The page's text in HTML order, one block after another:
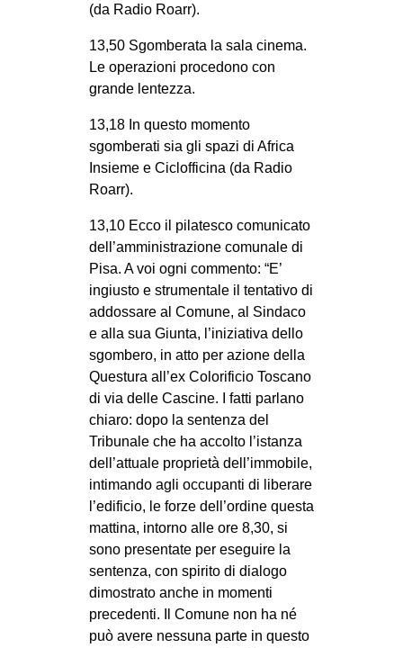
ESTREMO ORIENTE
EUROPA
MEDIO ORIENTE
EVENTI
Fb
tw
bsky
(da Radio Roarr).
13,50 Sgomberata la sala cinema.
Le operazioni procedono con
grande lentezza.
13,18 In questo momento
sgomberati sia gli spazi di Africa
Insieme e Ciclofficina (da Radio
Roarr).
13,10 Ecco il pilatesco comunicato
dell’amministrazione comunale di
Pisa. A voi ogni commento: “E’
ingiusto e strumentale il tentativo di
addossare al Comune, al Sindaco
e alla sua Giunta, l’iniziativa dello
sgombero, in atto per azione della
Questura all’ex Colorificio Toscano
di via delle Cascine. I fatti parlano
chiaro: dopo la sentenza del
Tribunale che ha accolto l’istanza
dell’attuale proprietà dell’immobile,
intimando agli occupanti di liberare
l’edificio, le forze dell’ordine questa
mattina, intorno alle ore 8,30, si
sono presentate per eseguire la
sentenza, con spirito di dialogo
dimostrato anche in momenti
precedenti. Il Comune non ha né
può avere nessuna parte in questo